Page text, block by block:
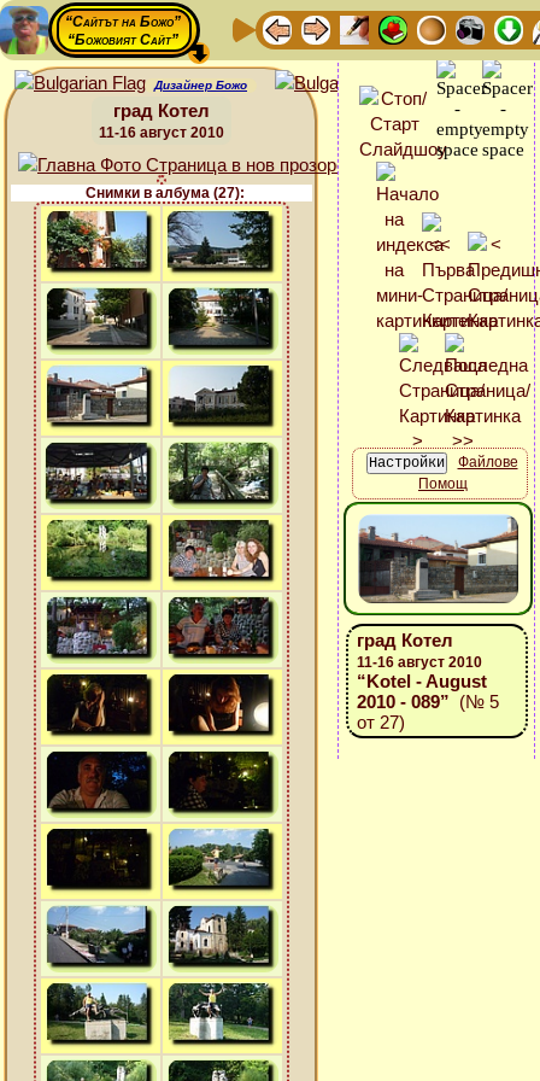
“Сайтът на Божо”
“Божовият Сайт”
Дизайнер Божо
град Котел
11-16 август 2010
Снимки в албума (27):
Файлове
Помощ
град Котел
11-16 август 2010
“Kotel - August
2010 - 089” (№ 5
от 27)